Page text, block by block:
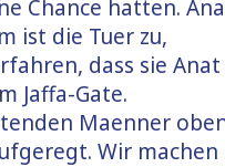
Chance hatten.
ist die Tuer zu,
dass sie Anat
Jaffa-Gate.
Maenner
Wir machen